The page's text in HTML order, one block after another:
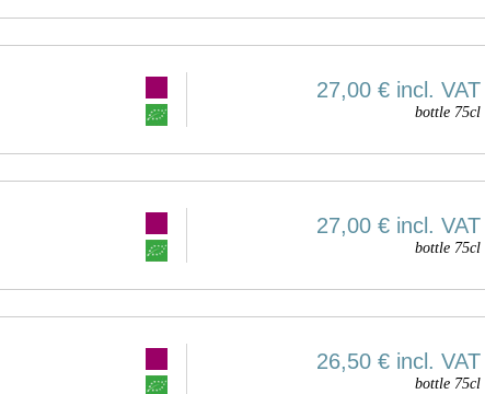
27,00 € incl. VAT
bottle 75cl
27,00 € incl. VAT
bottle 75cl
26,50 € incl. VAT
bottle 75cl